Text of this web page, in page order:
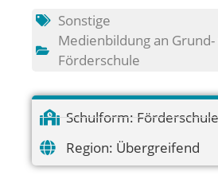
Sonstige
Medienbildung an Grund-
Förderschule
Schulform: Förderschule
Region: Übergreifend